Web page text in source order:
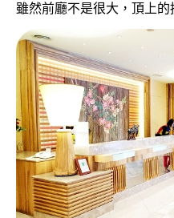
雖然前廳不是很大，頂上